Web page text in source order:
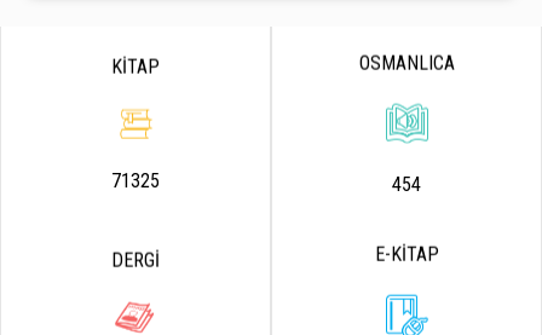
KİTAP
71325
OSMANLICA
454
DERGİ E-KİTAP